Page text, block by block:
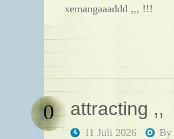
xemangaaaddd ,,, !!!
attracting ,,
11 Juli 2026 By
0